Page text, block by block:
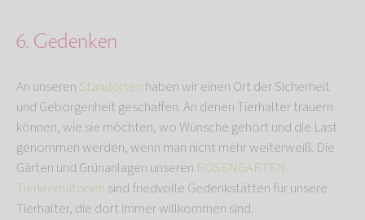
6. Gedenken
An unseren Standorten haben wir einen Ort der Sicherheit
und Geborgenheit geschaffen. An denen Tierhalter trauern
können, wie sie möchten, wo Wünsche gehört und die Last
genommen werden, wenn man nicht mehr weiterweiß. Die
Gärten und Grünanlagen unseren ROSENGARTEN-
Tierkrematorien sind friedvolle Gedenkstätten für unsere
Tierhalter, die dort immer willkommen sind.